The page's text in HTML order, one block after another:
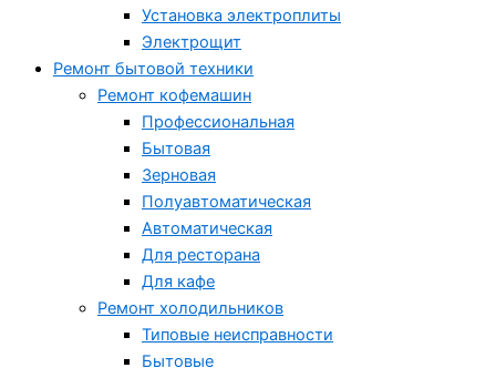
Установка электроплиты
Электрощит
Ремонт бытовой техники
Ремонт кофемашин
Профессиональная
Бытовая
Зерновая
Полуавтоматическая
Автоматическая
Для ресторана
Для кафе
Ремонт холодильников
Типовые неисправности
Бытовые